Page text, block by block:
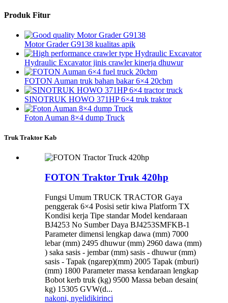
Produk Fitur
Motor Grader G9138 kualitas apik
Hydraulic Excavator jinis crawler kinerja dhuwur
FOTON Auman truk bahan bakar 6×4 20cbm
SINOTRUK HOWO 371HP 6×4 truk traktor
Foton Auman 8×4 dump Truck
Truk Traktor Kab
FOTON Traktor Truk 420hp
Fungsi Umum TRUCK TRACTOR Gaya
penggerak 6×4 Posisi setir kiwa Platform TX
Kondisi kerja Tipe standar Model kendaraan
BJ4253 No Sumber Daya BJ4253SMFKB-1
Parameter dimensi lengkap dawa (mm) 7000
lebar (mm) 2495 dhuwur (mm) 2960 dawa (mm)
) saka sasis - jembar (mm) sasis - dhuwur (mm)
sasis - Tapak (ngarep)(mm) 2005 Tapak (mburi)
(mm) 1800 Parameter massa kendaraan lengkap
Bobot kerb truk (kg) 9500 Massa beban desain(
kg) 15305 GVW(d...
nakoni, nyelidikirinci